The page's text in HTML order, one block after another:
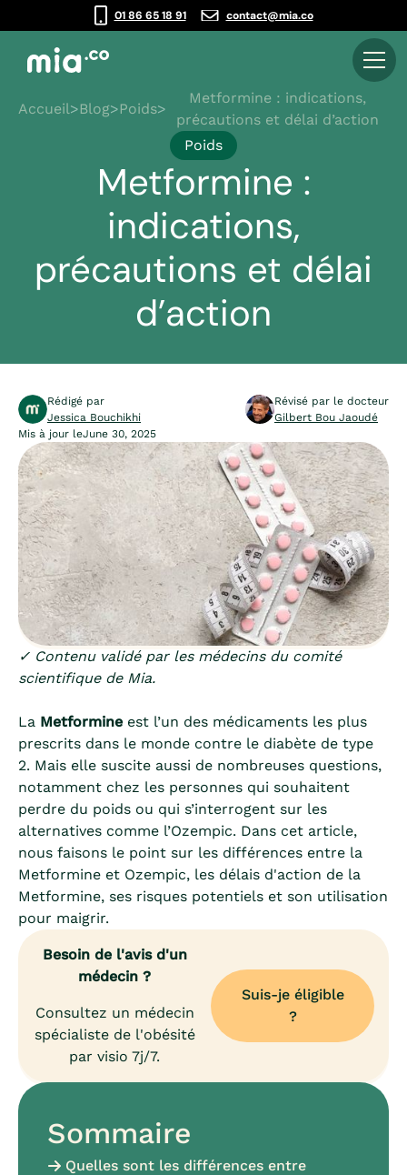
01 86 65 18 91 contact@mia.co
Accueil>Blog>Poids>
Metformine : indications,
précautions et délai d’action
Poids
Metformine :
indications,
précautions et délai
d’action
Rédigé par
Jessica Bouchikhi
Révisé par le docteur
Gilbert Bou Jaoudé
Mis à jour leJune 30, 2025
✓ Contenu validé par les médecins du comité
scientifique de Mia.
La Metformine est l’un des médicaments les plus
prescrits dans le monde contre le diabète de type
2. Mais elle suscite aussi de nombreuses questions,
notamment chez les personnes qui souhaitent
perdre du poids ou qui s’interrogent sur les
alternatives comme l’Ozempic. Dans cet article,
nous faisons le point sur les différences entre la
Metformine et Ozempic, les délais d'action de la
Metformine, ses risques potentiels et son utilisation
pour maigrir.
Besoin de l'avis d'un
médecin ?
Suis-je éligible
?
Consultez un médecin
spécialiste de l'obésité
par visio 7j/7.
Sommaire
Quelles sont les différences entre